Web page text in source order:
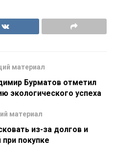
материал
Бурматов отметил
экологического успеха
материал
из-за долгов и
при покупке